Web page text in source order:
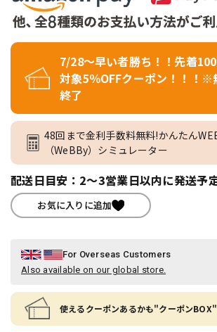
7/28～早い者勝ち！！先着
対象5％OFFクーポン！！！※
終了
48回まで金利手数料無料!かんたん
（WeBBy）シミュレーター
配送日目安：2～3営業日以内に発送予
お気に入りに追加
For Overseas Customers
Also available on our global store.
使えるクーポンあるかも"クーポン